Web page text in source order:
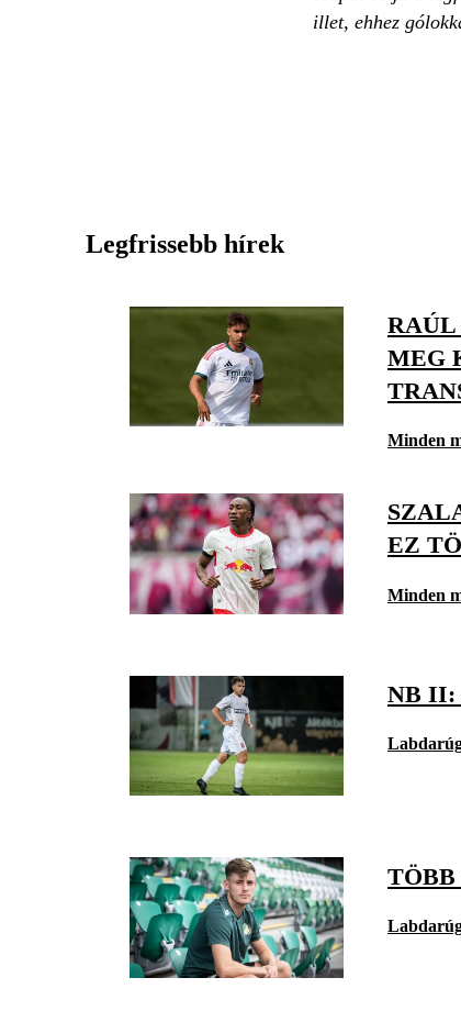
illet, ehhez
Legfrissebb hírek
RAÚL
MEG
Minden
EZ
Minden
NB II:
TÖBB